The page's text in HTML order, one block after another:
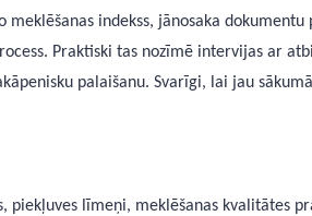
meklēšanas indekss, jānosaka
Praktiski tas nozīmē intervijas ar
palaišanu. Svarīgi, lai jau
piekļuves līmeņi, meklēšanas kvalitātes